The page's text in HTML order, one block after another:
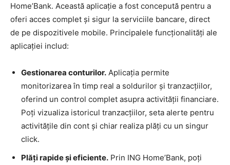
Home’Bank. Această aplicație a fost concepută pentru a
oferi acces complet și sigur la serviciile bancare, direct
de pe dispozitivele mobile. Principalele funcționalități ale
aplicației includ:
Gestionarea conturilor. Aplicația permite
monitorizarea în timp real a soldurilor și tranzacțiilor,
oferind un control complet asupra activității financiare.
Poți vizualiza istoricul tranzacțiilor, seta alerte pentru
activitățile din cont și chiar realiza plăți cu un singur
click.
Plăți rapide și eficiente. Prin ING Home’Bank, poți